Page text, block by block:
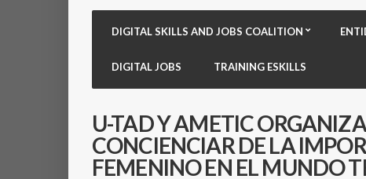
DIGITAL SKILLS AND JOBS COALITION
DIGITAL JOBS TRAINING ESKILLS
U-TAD Y AMETIC
CONCIENCIAR DE LA
FEMENINO EN EL MUNDO